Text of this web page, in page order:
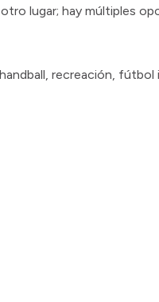
lugar; hay múltiples
recreación, fútbol